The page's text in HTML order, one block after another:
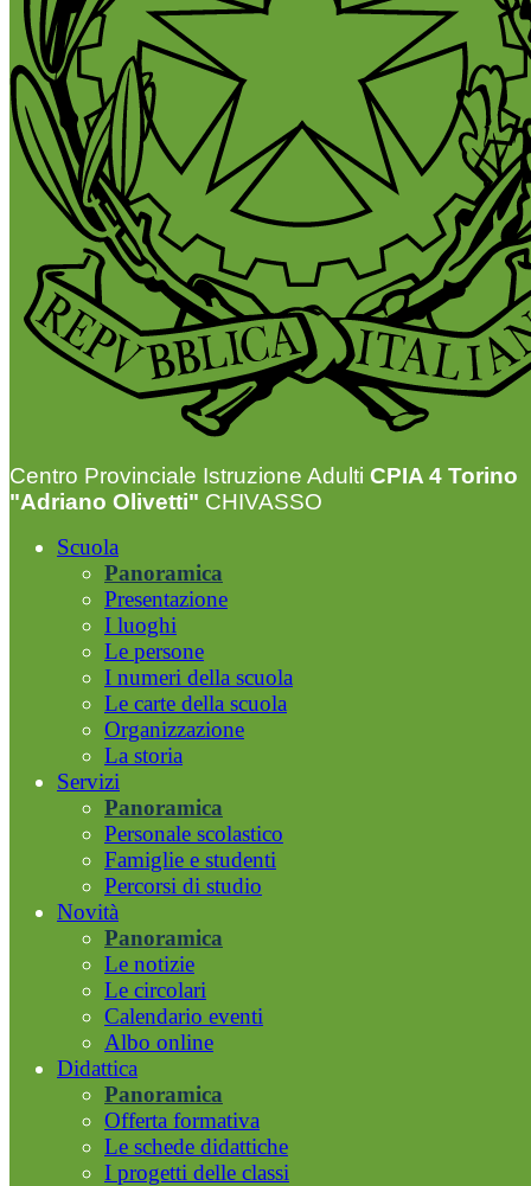
Centro Provinciale Istruzione Adulti CPIA 4 Torino
"Adriano Olivetti" CHIVASSO
Scuola
Panoramica
Presentazione
I luoghi
Le persone
I numeri della scuola
Le carte della scuola
Organizzazione
La storia
Servizi
Panoramica
Personale scolastico
Famiglie e studenti
Percorsi di studio
Novità
Panoramica
Le notizie
Le circolari
Calendario eventi
Albo online
Didattica
Panoramica
Offerta formativa
Le schede didattiche
I progetti delle classi